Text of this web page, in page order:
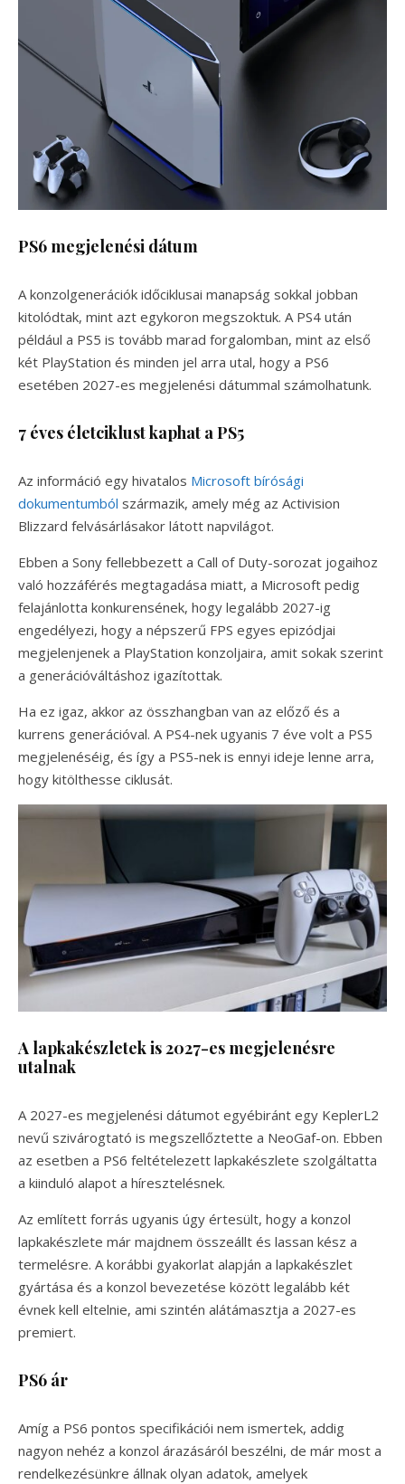
PS6 megjelenési dátum
A konzolgenerációk időciklusai manapság sokkal jobban
kitolódtak, mint azt egykoron megszoktuk. A PS4 után
például a PS5 is tovább marad forgalomban, mint az első
két PlayStation és minden jel arra utal, hogy a PS6
esetében 2027-es megjelenési dátummal számolhatunk.
7 éves életciklust kaphat a PS5
Az információ egy hivatalos Microsoft bírósági
dokumentumból származik, amely még az Activision
Blizzard felvásárlásakor látott napvilágot.
Ebben a Sony fellebbezett a Call of Duty-sorozat jogaihoz
való hozzáférés megtagadása miatt, a Microsoft pedig
felajánlotta konkurensének, hogy legalább 2027-ig
engedélyezi, hogy a népszerű FPS egyes epizódjai
megjelenjenek a PlayStation konzoljaira, amit sokak szerint
a generációváltáshoz igazítottak.
Ha ez igaz, akkor az összhangban van az előző és a
kurrens generációval. A PS4-nek ugyanis 7 éve volt a PS5
megjelenéséig, és így a PS5-nek is ennyi ideje lenne arra,
hogy kitölthesse ciklusát.
A lapkakészletek is 2027-es megjelenésre
utalnak
A 2027-es megjelenési dátumot egyébiránt egy KeplerL2
nevű szivárogtató is megszellőztette a NeoGaf-on. Ebben
az esetben a PS6 feltételezett lapkakészlete szolgáltatta
a kiinduló alapot a híresztelésnek.
Az említett forrás ugyanis úgy értesült, hogy a konzol
lapkakészlete már majdnem összeállt és lassan kész a
termelésre. A korábbi gyakorlat alapján a lapkakészlet
gyártása és a konzol bevezetése között legalább két
évnek kell eltelnie, ami szintén alátámasztja a 2027-es
premiert.
PS6 ár
Amíg a PS6 pontos specifikációi nem ismertek, addig
nagyon nehéz a konzol árazásáról beszélni, de már most a
rendelkezésünkre állnak olyan adatok, amelyek